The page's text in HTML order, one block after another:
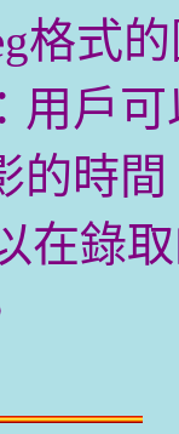
格式
用戶
的時間
在錄